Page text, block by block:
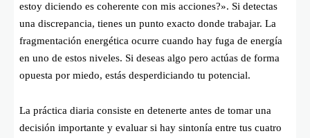
estoy diciendo es coherente con mis acciones?». Si detectas
una discrepancia, tienes un punto exacto donde trabajar. La
fragmentación energética ocurre cuando hay fuga de energía
en uno de estos niveles. Si deseas algo pero actúas de forma
opuesta por miedo, estás desperdiciando tu potencial.
La práctica diaria consiste en detenerte antes de tomar una
decisión importante y evaluar si hay sintonía entre tus cuatro